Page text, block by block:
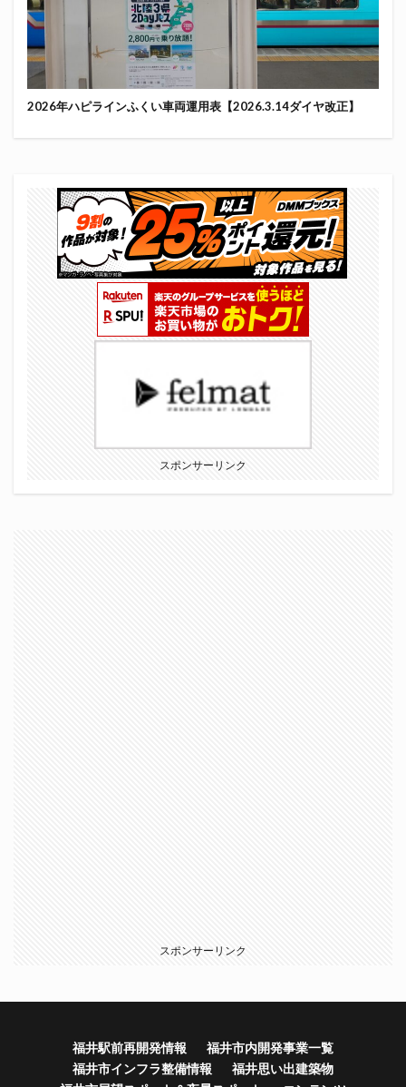
2026年ハピラインふくい車両運用表【2026.3.14ダイヤ改正】
スポンサーリンク
スポンサーリンク
福井駅前再開発情報
福井市内開発事業一覧
福井市インフラ整備情報
福井思い出建築物